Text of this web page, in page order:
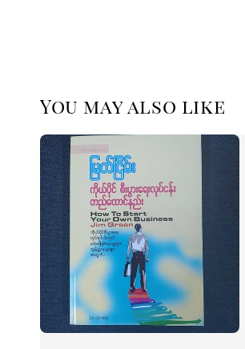
You may also like